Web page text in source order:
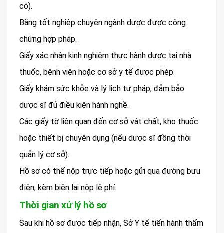
có).
Bằng tốt nghiệp chuyên ngành dược được công
chứng hợp pháp.
Giấy xác nhận kinh nghiệm thực hành dược tại nhà
thuốc, bệnh viện hoặc cơ sở y tế được phép.
Giấy khám sức khỏe và lý lịch tư pháp, đảm bảo
dược sĩ đủ điều kiện hành nghề.
Các giấy tờ liên quan đến cơ sở vật chất, kho thuốc
hoặc thiết bị chuyên dụng (nếu dược sĩ đồng thời
quản lý cơ sở).
Hồ sơ có thể nộp trực tiếp hoặc gửi qua đường bưu
điện, kèm biên lai nộp lệ phí.
Thời gian xử lý hồ sơ
Sau khi hồ sơ được tiếp nhận, Sở Y tế tiến hành thẩm